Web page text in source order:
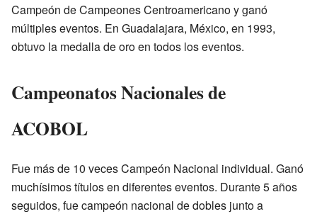
Campeón de Campeones Centroamericano y ganó
múltiples eventos. En Guadalajara, México, en 1993,
obtuvo la medalla de oro en todos los eventos.
Campeonatos Nacionales de
ACOBOL
Fue más de 10 veces Campeón Nacional individual. Ganó
muchísimos títulos en diferentes eventos. Durante 5 años
seguidos, fue campeón nacional de dobles junto a